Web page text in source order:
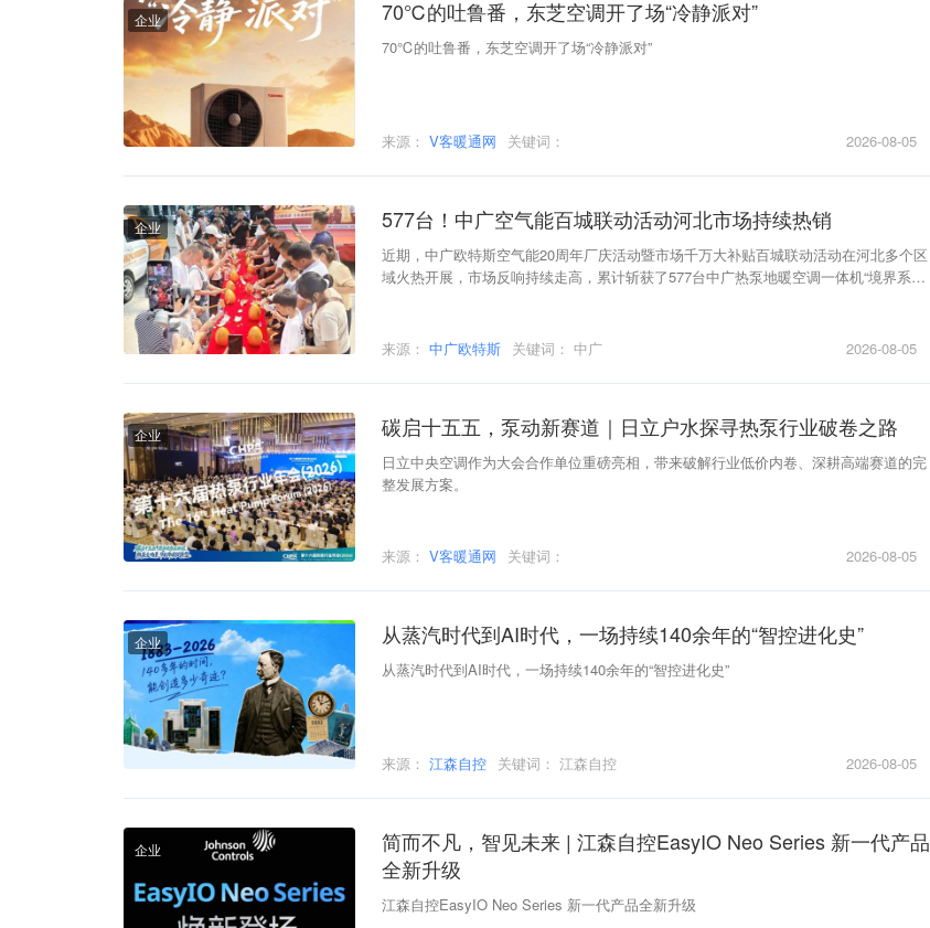
企业 70℃的吐鲁番，东芝空调开了场“冷静派对”
70℃的吐鲁番，东芝空调开了场“冷静派对”
来源： V客暖通网 关键词： 2026-08-05
企业 577台！中广空气能百城联动活动河北市场持续热销
近期，中广欧特斯空气能20周年厂庆活动暨市场千万大补贴百城联动活动在河北多个区
域火热开展，市场反响持续走高，累计斩获了577台中广热泵地暖空调一体机“境界系
来源： 中广欧特斯 关键词：中广 2026-08-05
企业 碳启十五五，泵动新赛道｜日立户水探寻热泵行业破卷之路
日立中央空调作为大会合作单位重磅亮相，带来破解行业低价内卷、深耕高端赛道的完
整发展方案。
来源： V客暖通网 关键词： 2026-08-05
企业 从蒸汽时代到AI时代，一场持续140余年的“智控进化史”
从蒸汽时代到AI时代，一场持续140余年的“智控进化史”
来源： 江森自控 关键词：江森自控 2026-08-05
企业
简而不凡，智见未来 | 江森自控EasyIO Neo Series 新一代产品
全新升级
江森自控EasyIO Neo Series 新一代产品全新升级